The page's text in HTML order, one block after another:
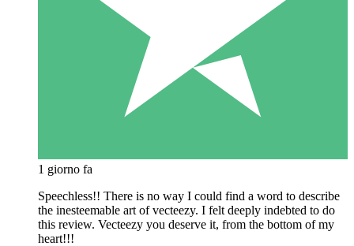
1 giorno fa
Speechless!! There is no way I could find a word to describe
the inesteemable art of vecteezy. I felt deeply indebted to do
this review. Vecteezy you deserve it, from the bottom of my
heart!!!